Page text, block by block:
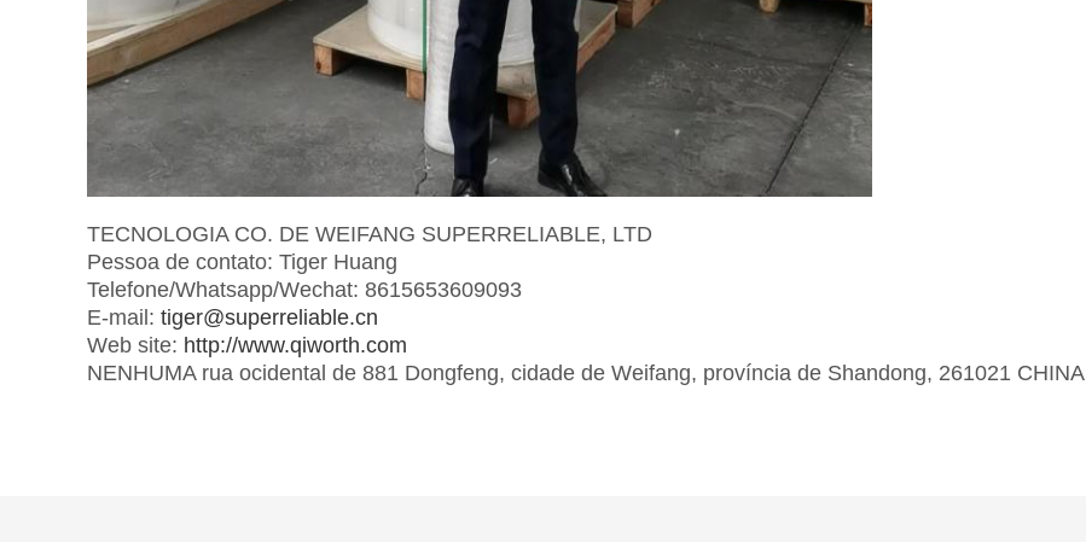
TECNOLOGIA CO. DE WEIFANG SUPERRELIABLE, LTD
Pessoa de contato: Tiger Huang
Telefone/Whatsapp/Wechat: 8615653609093
E-mail: tiger@superreliable.cn
Web site: http://www.qiworth.com
NENHUMA rua ocidental de 881 Dongfeng, cidade de Weifang, província de Shandong, 261021 CHINA